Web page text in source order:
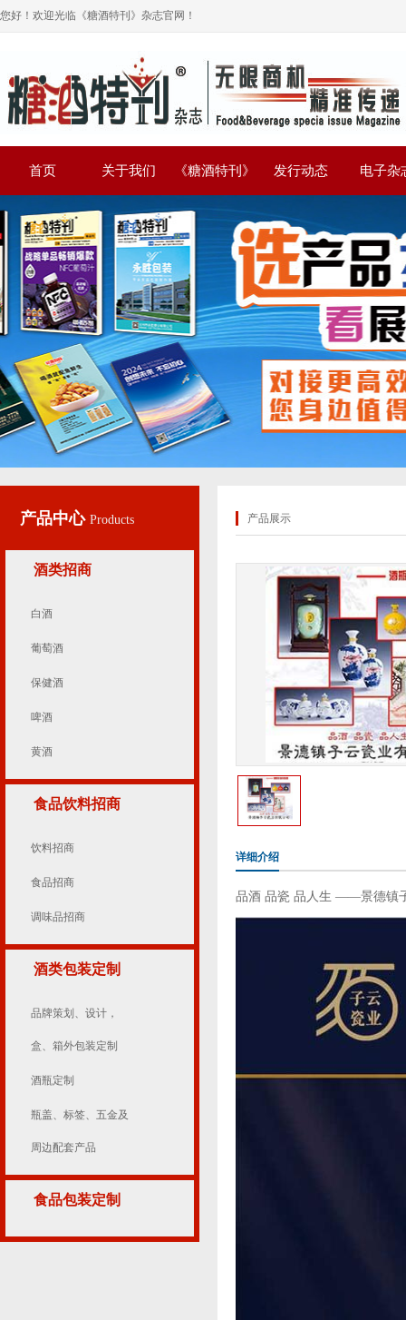
您好！欢迎光临《糖酒特刊》杂志官网！
首页 关于我们 《糖酒特刊》 发行动态 电子杂
产品中心 Products
酒类招商
白酒
葡萄酒
保健酒
啤酒
黄酒
食品饮料招商
饮料招商
食品招商
调味品招商
酒类包装定制
品牌策划、设计，
盒、箱外包装定制
酒瓶定制
瓶盖、标签、五金及
周边配套产品
食品包装定制
产品展示
详细介绍
品酒 品瓷 品人生 ——景德镇